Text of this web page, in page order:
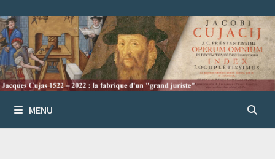
au
contenu
MENU